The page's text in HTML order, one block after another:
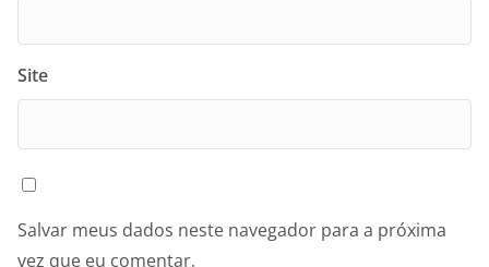
Site
Salvar meus dados neste navegador para a próxima
vez que eu comentar.